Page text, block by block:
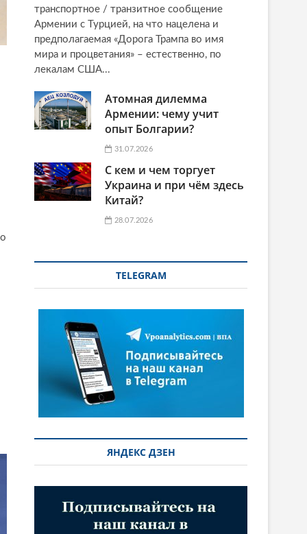
транспортное / транзитное сообщение
Армении с Турцией, на что нацелена и
предполагаемая «Дорога Трампа во имя
мира и процветания» – естественно, по
лекалам США...
Атомная дилемма
Армении: чему учит
опыт Болгарии?
31.07.2026
С кем и чем торгует
Украина и при чём здесь
Китай?
28.07.2026
TELEGRAM
ЯНДЕКС ДЗЕН